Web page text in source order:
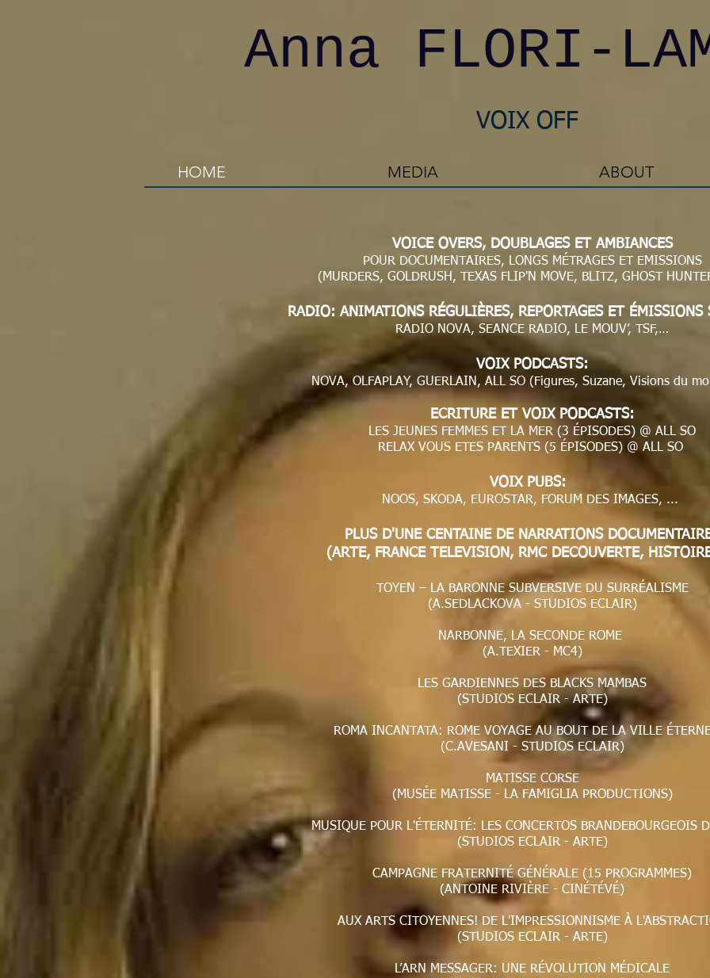
Anna FLORI-
VOIX OFF
HOME MEDIA ABOUT
VOICE OVERS, DOUBLAGES ET AMBIANCES
POUR DOCUMENTAIRES, LONGS MÉTRAGES ET EMISSIONS
(MURDERS, GOLDRUSH, TEXAS FLIP'N MOVE, BLITZ, GHOST
RADIO: ANIMATIONS RÉGULIÈRES, REPORTAGES ET ÉMISSIONS
RADIO NOVA, SEANCE RADIO, LE MOUV’, TSF,…
VOIX PODCASTS:
NOVA, OLFAPLAY, GUERLAIN, ALL SO (Figures, Suzane, Visions du
ECRITURE ET VOIX PODCASTS:
LES JEUNES FEMMES ET LA MER (3 ÉPISODES) @ ALL SO
RELAX VOUS ETES PARENTS (5 ÉPISODES) @ ALL SO
VOIX PUBS:
NOOS, SKODA, EUROSTAR, FORUM DES IMAGES, ...
PLUS D'UNE CENTAINE DE NARRATIONS
(ARTE, FRANCE TELEVISION, RMC DECOUVERTE,
TOYEN – LA BARONNE SUBVERSIVE DU SURRÉALISME
(A.SEDLACKOVA - STUDIOS ECLAIR)
NARBONNE, LA SECONDE ROME
(A.TEXIER - MC4)
LES GARDIENNES DES BLACKS MAMBAS
(STUDIOS ECLAIR - ARTE)
ROMA INCANTATA: ROME VOYAGE AU BOUT DE LA VILLE
(C.AVESANI - STUDIOS ECLAIR)
MATISSE CORSE
(MUSÉE MATISSE - LA FAMIGLIA PRODUCTIONS)
MUSIQUE POUR L'ÉTERNITÉ: LES CONCERTOS BRANDEBOURGEOIS
(STUDIOS ECLAIR - ARTE)
CAMPAGNE FRATERNITÉ GÉNÉRALE (15 PROGRAMMES)
(ANTOINE RIVIÈRE - CINÉTÉVÉ)
AUX ARTS CITOYENNES! DE L'IMPRESSIONNISME À
(STUDIOS ECLAIR - ARTE)
L’ARN MESSAGER: UNE RÉVOLUTION MÉDICALE